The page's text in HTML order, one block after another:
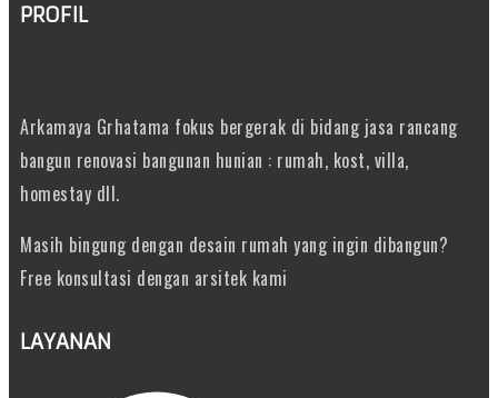
PROFIL
Arkamaya Grhatama fokus bergerak di bidang jasa rancang
bangun renovasi bangunan hunian : rumah, kost, villa,
homestay dll.
Masih bingung dengan desain rumah yang ingin dibangun?
Free konsultasi dengan arsitek kami
LAYANAN